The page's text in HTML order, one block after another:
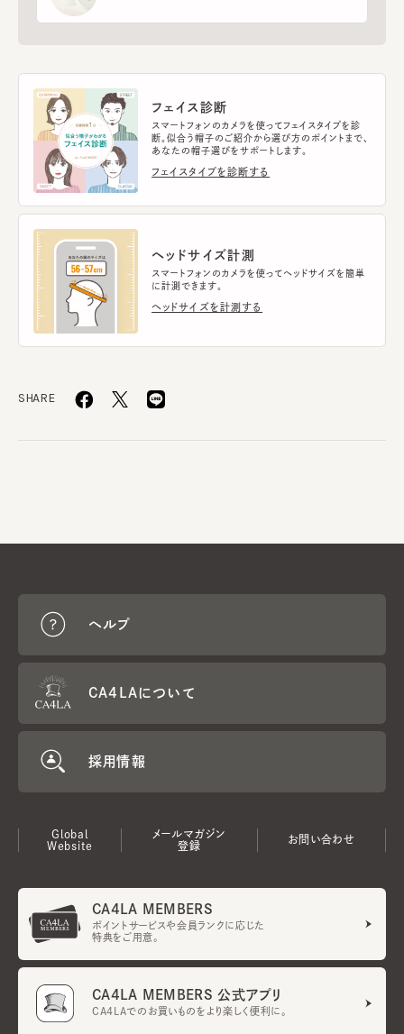
フェイス診断
スマートフォンのカメラを使ってフェイスタイプを診
断。似合う帽子のご紹介から選び方のポイントまで、
あなたの帽子選びをサポートします。
フェイスタイプを診断する
ヘッドサイズ計測
スマートフォンのカメラを使ってヘッドサイズを簡単
に計測できます。
ヘッドサイズを計測する
SHARE
ヘルプ
CA4LAについて
採用情報
Global
Website
メールマガジン
登録
お問い合わせ
CA4LA MEMBERS
ポイントサービスや会員ランクに応じた
特典をご用意。
CA4LA MEMBERS 公式アプリ
CA4LAでのお買いものをより楽しく便利に。